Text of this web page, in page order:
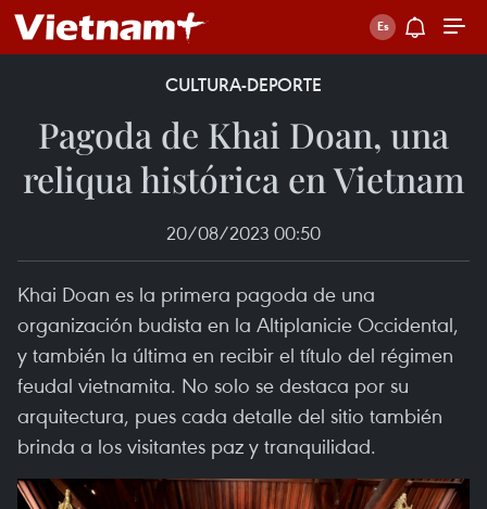
CULTURA-DEPORTE
Pagoda de Khai Doan, una
reliqua histórica en Vietnam
20/08/2023 00:50
Khai Doan es la primera pagoda de una
organización budista en la Altiplanicie Occidental,
y también la última en recibir el título del régimen
feudal vietnamita. No solo se destaca por su
arquitectura, pues cada detalle del sitio también
brinda a los visitantes paz y tranquilidad.